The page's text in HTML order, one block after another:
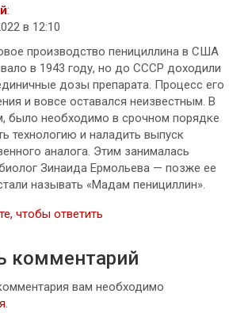
:
в 12:10
производство пенициллина в США
в 1943 году, но до СССР доходили
дозы препарата. Процесс его
и вовсе оставался неизвестным. В
было необходимо в срочном порядке
технологию и наладить выпуск
аналога. Этим занималась
Зинаида Ермольева — позже ее
называть «Мадам пенициллин».
чтобы ответить
комментарий
вам необходимо
.